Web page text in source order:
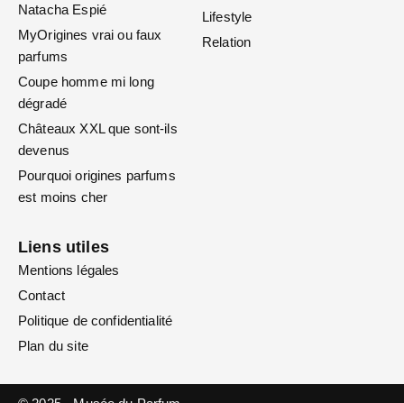
Natacha Espié
MyOrigines vrai ou faux
parfums
Coupe homme mi long
dégradé
Châteaux XXL que sont-ils
devenus
Pourquoi origines parfums
est moins cher
Lifestyle
Relation
Liens utiles
Mentions légales
Contact
Politique de confidentialité
Plan du site